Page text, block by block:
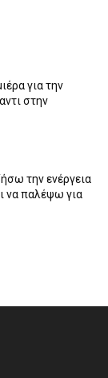
για την
στην
την ενέργεια
να παλέψω για